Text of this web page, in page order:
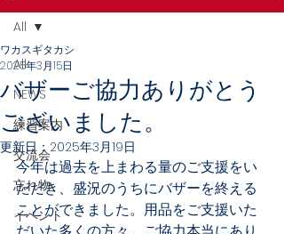
All
NEWS
練習案内
交流会
忘れ物
イベント
All
バザーご協力ありがとう
ございました。
ワカスギタカシ
2025年3月15日
更新日： 2025年3月19日
今年は過去を上まわる量のご支援をい
ただき、盛況のうちにバザーを終える
ことができました。用品をご支援いた